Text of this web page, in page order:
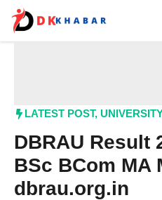
content
LATEST POST,
DBRAU Result
BSc BCom MA
dbrau.org.in